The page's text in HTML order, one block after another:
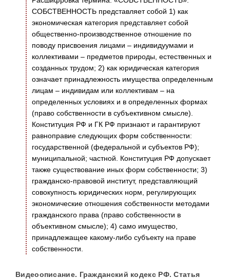
СОБСТВЕННОСТЬ представляет собой 1) как
экономическая категория представляет собой
общественно-производственное отношение по
поводу присвоения лицами – индивидуумами и
коллективами – предметов природы, естественных и
созданных трудом; 2) как юридическая категория
означает принадлежность имущества определенным
лицам – индивидам или коллективам – на
определенных условиях и в определенных формах
(право собственности в субъективном смысле).
Конституция РФ и ГК РФ признают и гарантируют
равноправие следующих форм собственности:
государственной (федеральной и субъектов РФ);
муниципальной; частной. Конституция РФ допускает
также существование иных форм собственности; 3)
гражданско-правовой институт, представляющий
совокупность юридических норм, регулирующих
экономические отношения собственности методами
гражданского права (право собственности в
объективном смысле); 4) само имущество,
принадлежащее какому-либо субъекту на праве
собственности.
Видеоописание. Гражданский кодекс РФ. Статья